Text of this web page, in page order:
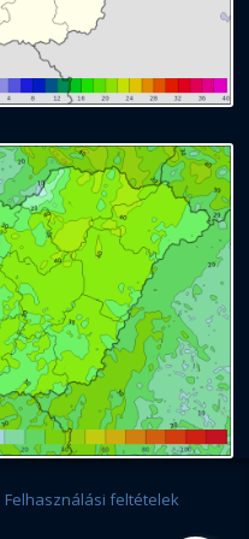
Felhasználási feltételek